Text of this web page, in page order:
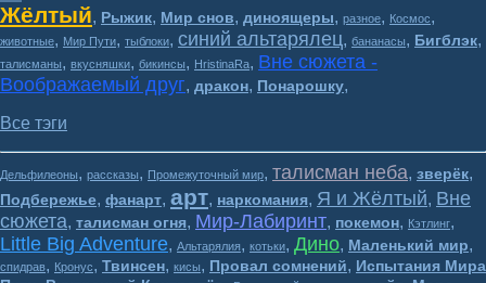
Жёлтый, Рыжик, Мир снов, диноящеры, разное, Космос,
животные, Мир Пути, тыблоки, синий альтарялец, бананасы, Бигблэк,
талисманы, вкусняшки, бикинсы, HristinaRa, Вне сюжета -
Воображаемый друг, дракон, Понарошку,
Все тэги
Дельфилеоны, рассказы, Промежуточный мир, талисман неба, зверёк,
Подбережье, фанарт, арт, наркомания, Я и Жёлтый, Вне
сюжета, талисман огня, Мир-Лабиринт, покемон, Кэтлинг,
Little Big Adventure, Альтарялия, котьки, Дино, Маленький мир,
спидрав, Кронус, Твинсен, кисы, Провал сомнений, Испытания Мира